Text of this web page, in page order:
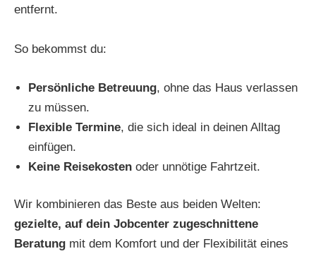
entfernt.
So bekommst du:
Persönliche Betreuung, ohne das Haus verlassen
zu müssen.
Flexible Termine, die sich ideal in deinen Alltag
einfügen.
Keine Reisekosten oder unnötige Fahrtzeit.
Wir kombinieren das Beste aus beiden Welten:
gezielte, auf dein Jobcenter zugeschnittene
Beratung mit dem Komfort und der Flexibilität eines